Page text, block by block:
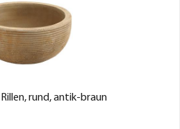
rund, antik-braun